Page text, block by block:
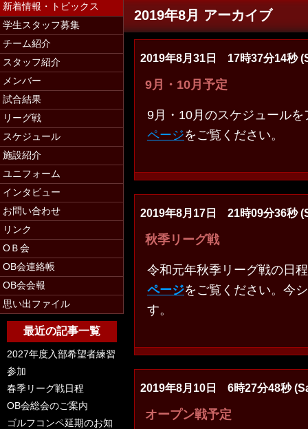
学生スタッフ募集（マネージャー・コ
2019年8月 アーカイブ
2019年8月31日 17時37分14秒
9月・10月予定
9月・10月のスケジュール
ページをご覧ください。
2019年8月17日 21時09分36秒
秋季リーグ戦
令和元年秋季リーグ戦の日
ページをご覧ください。今
す。
2019年8月10日 6時27分48秒
オープン戦予定
新着情報・トピックス
学生スタッフ募集
チーム紹介
スタッフ紹介
メンバー
試合結果
リーグ戦
スケジュール
施設紹介
ユニフォーム
インタビュー
お問い合わせ
リンク
ОＢ会
OB会連絡帳
OB会会報
思い出ファイル
最近の記事一覧
2027年度入部希望者練習
参加
春季リーグ戦日程
OB会総会のご案内
ゴルフコンペ延期のお知